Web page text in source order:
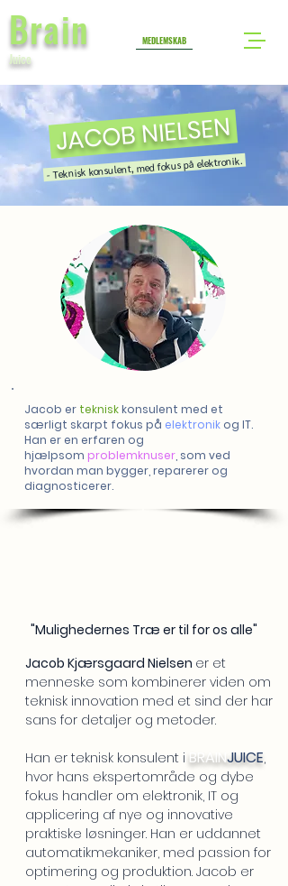
Brain MEDLEMSKAB
Juice
JACOB NIELSEN
- Teknisk konsulent, med fokus på elektronik.
Jacob er tekniskkonsulent med et
særligt skarpt fokus på elektronik og IT.
Han er en erfaren og
hjælpsom problemknuser , som ved
hvordan man bygger, reparerer og
diagnosticerer.
"Mulighedernes Træ er til for os alle"
Jacob Kjærsgaard Nielsen er et
menneske som kombinerer viden om
teknisk innovation med et sind der har
sans for detaljer og metoder.
Han er teknisk konsulent i BRAINJUICE,
hvor hans ekspertområde og dybe
fokus handler om elektronik, IT og
applicering af nye og innovative
praktiske løsninger. Han er uddannet
automatikmekaniker, med passion for
optimering og produktion. Jacob er